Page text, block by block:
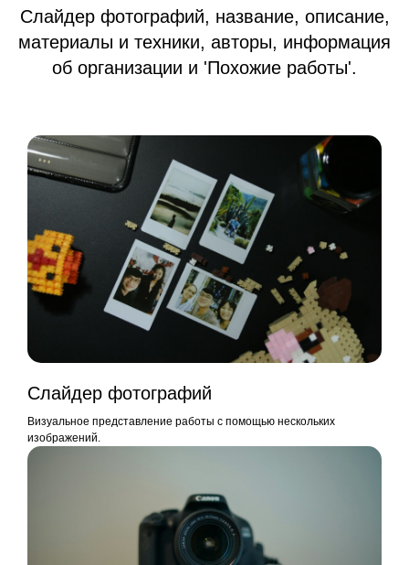
Слайдер фотографий, название, описание,
материалы и техники, авторы, информация
об организации и 'Похожие работы'.
Слайдер фотографий
Визуальное представление работы с помощью нескольких
изображений.